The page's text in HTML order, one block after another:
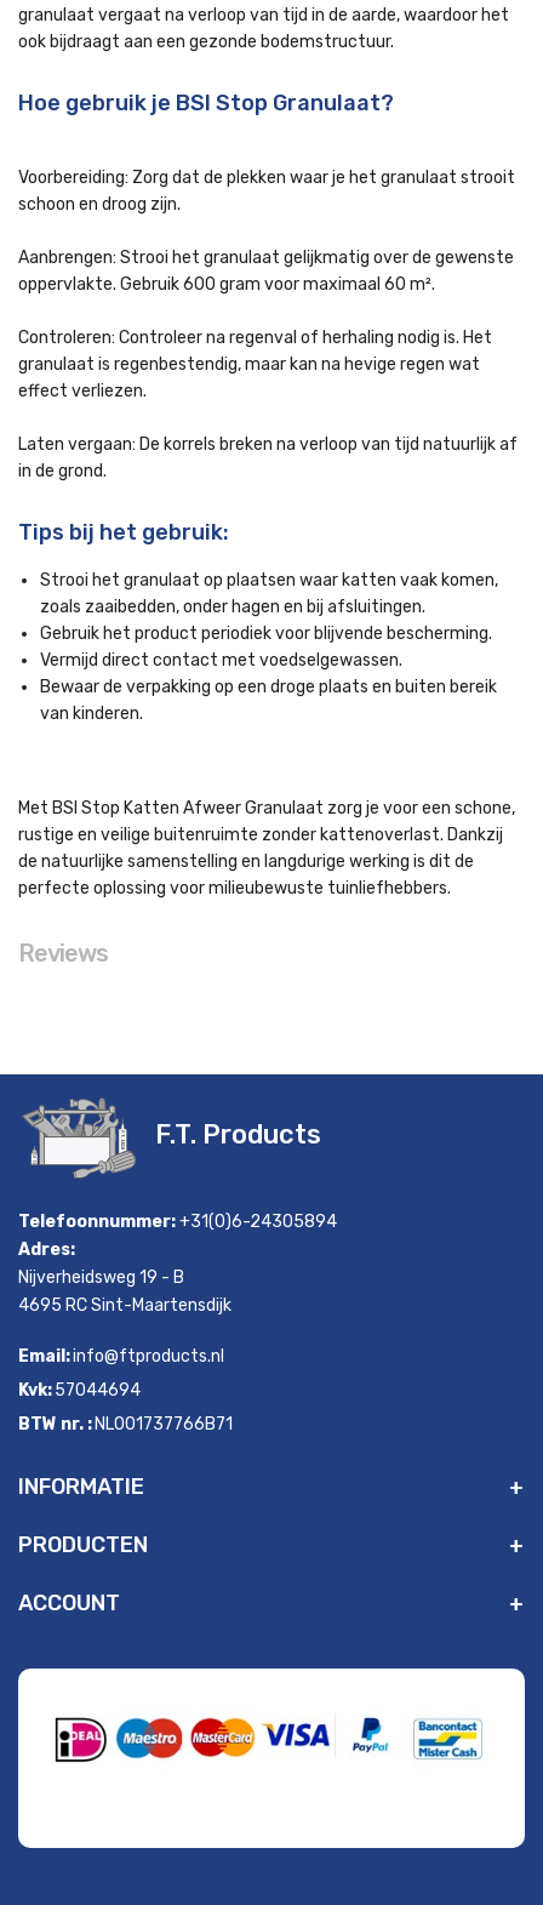
granulaat vergaat na verloop van tijd in de aarde, waardoor het
ook bijdraagt aan een gezonde bodemstructuur.
Hoe gebruik je BSI Stop Granulaat?
Voorbereiding: Zorg dat de plekken waar je het granulaat strooit
schoon en droog zijn.
Aanbrengen: Strooi het granulaat gelijkmatig over de gewenste
oppervlakte. Gebruik 600 gram voor maximaal 60 m².
Controleren: Controleer na regenval of herhaling nodig is. Het
granulaat is regenbestendig, maar kan na hevige regen wat
effect verliezen.
Laten vergaan: De korrels breken na verloop van tijd natuurlijk af
in de grond.
Tips bij het gebruik:
Strooi het granulaat op plaatsen waar katten vaak komen,
zoals zaaibedden, onder hagen en bij afsluitingen.
Gebruik het product periodiek voor blijvende bescherming.
Vermijd direct contact met voedselgewassen.
Bewaar de verpakking op een droge plaats en buiten bereik
van kinderen.
Met BSI Stop Katten Afweer Granulaat zorg je voor een schone,
rustige en veilige buitenruimte zonder kattenoverlast. Dankzij
de natuurlijke samenstelling en langdurige werking is dit de
perfecte oplossing voor milieubewuste tuinliefhebbers.
Reviews
F.T. Products
Telefoonnummer:+31(0)6-24305894
Adres:
Nijverheidsweg 19 - B
4695 RC Sint-Maartensdijk
Email:info@ftproducts.nl
Kvk:57044694
BTW nr. : NL001737766B71
INFORMATIE
PRODUCTEN
ACCOUNT